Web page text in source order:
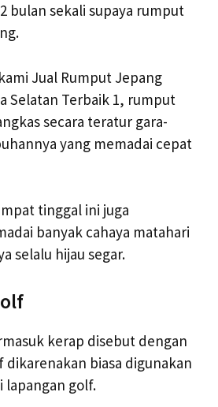
bulan sekali supaya rumput
Jual Rumput Jepang
Selatan Terbaik 1, rumput
secara teratur gara-
yang memadai cepat
tinggal ini juga
banyak cahaya matahari
selalu hijau segar.
kerap disebut dengan
biasa digunakan
lapangan golf.